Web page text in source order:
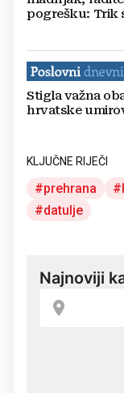
pogrešku: Trik
Stigla važna
hrvatske
KLJUČNE RIJEČI
prehrana
datulje